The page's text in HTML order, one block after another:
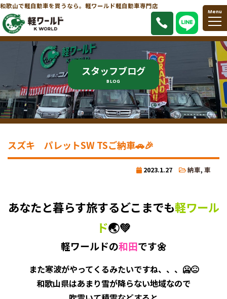
和歌山で軽自動車を買うなら。軽ワールド軽自動車専門店
Menu
スタッフブログ
BLOG
スズキ パレットSW TSご納車🚗🎉
2023.1.27 納車, 車
あなたと暮らす旅するどこまでも軽ワール
ド🌏💚
軽ワールドの和田です🌼
また寒波がやってくるみたいですね、、、🥶😖
和歌山県はあまり雪が降らない地域なので